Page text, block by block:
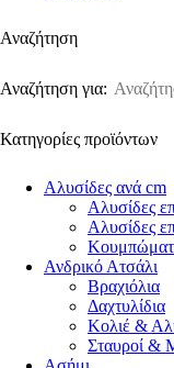
Αναζήτηση
Αναζήτηση για:
Κατηγορίες προϊόντων
Αλυσίδες ανά cm
Αλυσίδες
Αλυσίδες
Ανδρικό Ατσάλι
Βραχιόλια
Δαχτυλίδια
Κολιέ &
Σταυροί &